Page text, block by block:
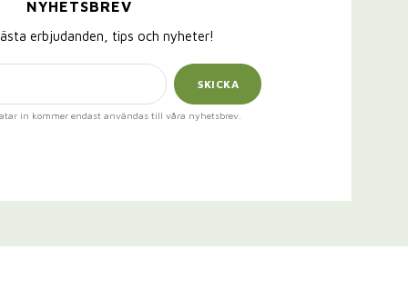
NYHETSBREV
erbjudanden, tips och nyheter!
SKICKA
in kommer endast användas till våra nyhetsbrev.